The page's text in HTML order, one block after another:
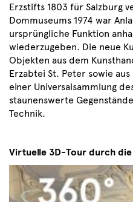
Erzstifts 1803 für Salzburg
Dommuseums 1974 war
ursprüngliche Funktion
wiederzugeben. Die neue
Objekten aus dem
Erzabtei St. Peter sowie
einer Universalsammlung
staunenswerte
Technik.
Virtuelle 3D-Tour durch